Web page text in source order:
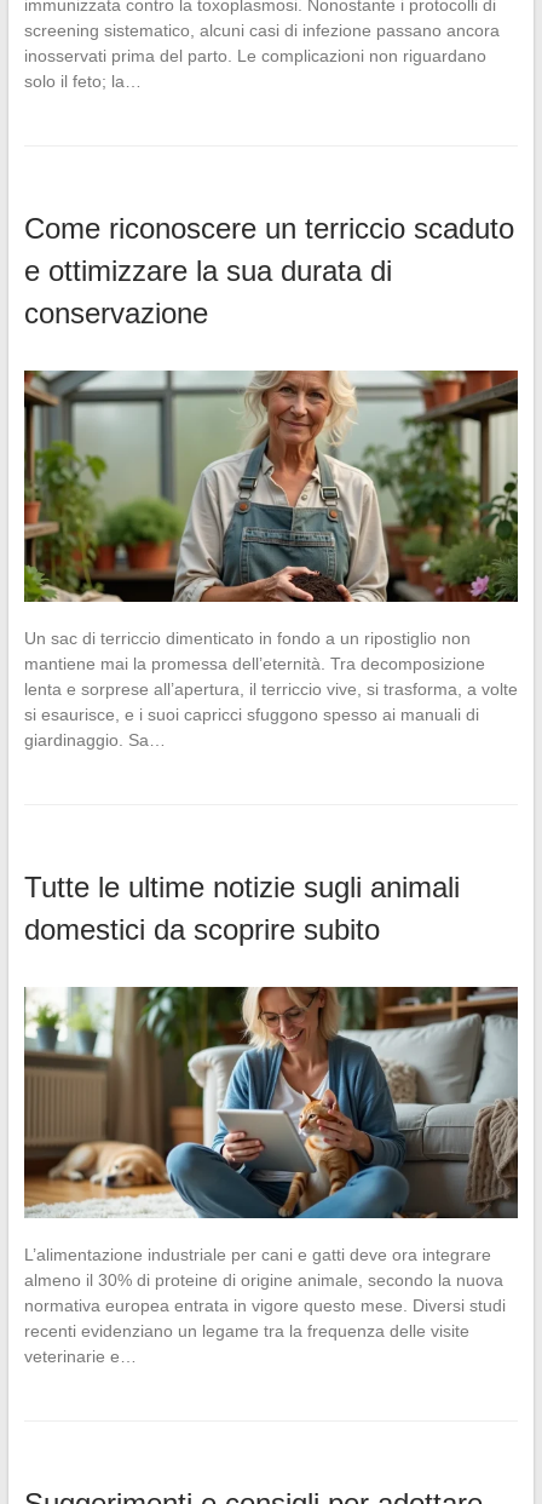
immunizzata contro la toxoplasmosi. Nonostante i protocolli di
screening sistematico, alcuni casi di infezione passano ancora
inosservati prima del parto. Le complicazioni non riguardano
solo il feto; la…
Come riconoscere un terriccio scaduto
e ottimizzare la sua durata di
conservazione
Un sac di terriccio dimenticato in fondo a un ripostiglio non
mantiene mai la promessa dell’eternità. Tra decomposizione
lenta e sorprese all’apertura, il terriccio vive, si trasforma, a volte
si esaurisce, e i suoi capricci sfuggono spesso ai manuali di
giardinaggio. Sa…
Tutte le ultime notizie sugli animali
domestici da scoprire subito
L’alimentazione industriale per cani e gatti deve ora integrare
almeno il 30% di proteine di origine animale, secondo la nuova
normativa europea entrata in vigore questo mese. Diversi studi
recenti evidenziano un legame tra la frequenza delle visite
veterinarie e…